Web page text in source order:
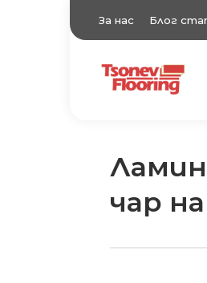
За нас Блог
TsonevFlooring
Подови настилки
чар